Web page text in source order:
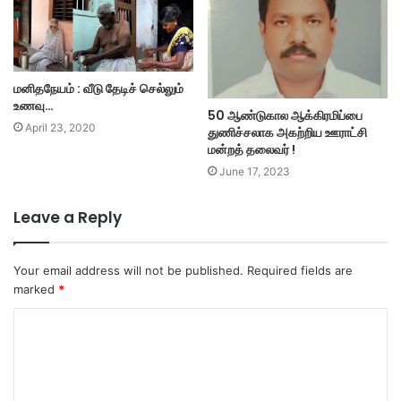
மனிதநேயம் : வீடு தேடிச் செல்லும்
உணவு…
April 23, 2020
50 ஆண்டுகால ஆக்கிரமிப்பை
துணிச்சலாக அகற்றிய ஊராட்சி
மன்றத் தலைவர் !
June 17, 2023
Leave a Reply
Your email address will not be published. Required fields are
marked *